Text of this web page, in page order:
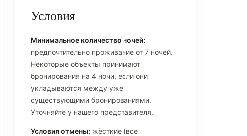
Условия
Минимальное количество ночей:
предпочтительно проживание от 7 ночей.
Некоторые объекты принимают
бронирования на 4 ночи, если они
укладываются между уже
существующими бронированиями.
Уточняйте у нашего представителя.
Условия отмены: жёсткие (все